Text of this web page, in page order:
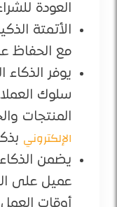
العودة
الأتمتة
مع الحفاظ
يوفر
سلوك
المنتجات
الإلكتروني
يضمن
عميل على